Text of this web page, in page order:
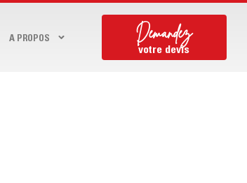
A PROPOS Demandez
votre devis